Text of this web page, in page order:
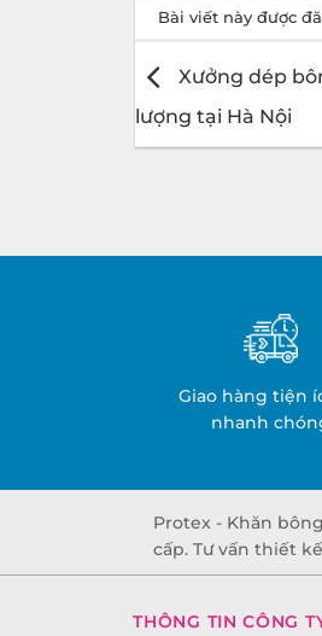
Bài viết này được
Xưởng dép
lượng tại Hà Nội
Giao hàng tiện
nhanh
Protex - Khăn
cấp. Tư vấn thiết
THÔNG TIN CÔNG